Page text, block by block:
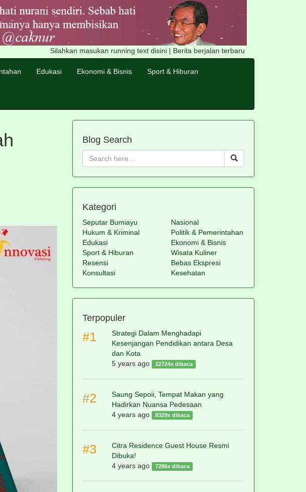
Silahkan masukan running text disini | Berita berjalan terbaru | informasi mengenai
Edukasi Ekonomi & Bisnis Sport & Hiburan
Blog Search
Kategori
Seputar Bumiayu
Nasional
Hukum & Kriminal
Politik & Pemerintahan
Edukasi
Ekonomi & Bisnis
Sport & Hiburan
Wisata Kuliner
Resensi
Bebas Ekspresi
Konsultasi
Kesehatan
Terpopuler
#1
Strategi Dalam Menghadapi
Kesenjangan Pendidikan antara Desa
dan Kota
5 years ago
22724x dibaca
#2
Saung Sepoii, Tempat Makan yang
Hadirkan Nuansa Pedesaan
4 years ago
8329x dibaca
#3
Citra Residence Guest House Resmi
Dibuka!
4 years ago
7286x dibaca